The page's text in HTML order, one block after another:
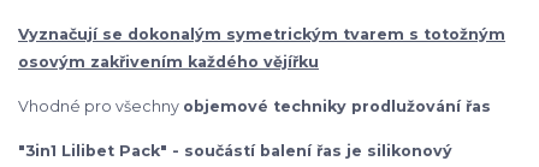
Vyznačují se dokonalým symetrickým tvarem s totožným
osovým zakřivením každého vějířku
Vhodné pro všechny objemové techniky prodlužování řas
"3in1 Lilibet Pack" - součástí balení řas je silikonový